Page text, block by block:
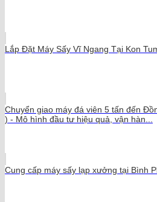
Lắp Đặt Máy Sấy Vĩ Ngang Tại Kon
Chuyển giao máy đá viên 5 tấn đến
) - Mô hình đầu tư hiệu quả, vận hàn...
Cung cấp máy sấy lạp xưởng tại Bình